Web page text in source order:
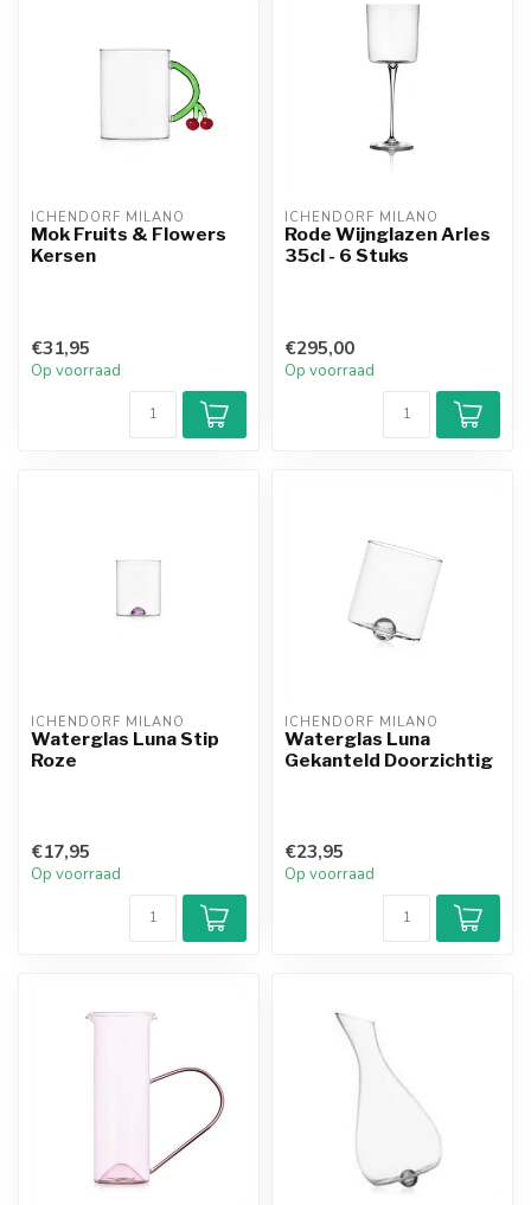
ICHENDORF MILANO
Mok Fruits & Flowers
Kersen
€31,95
Op voorraad
ICHENDORF MILANO
Rode Wijnglazen Arles
35cl - 6 Stuks
€295,00
Op voorraad
ICHENDORF MILANO
Waterglas Luna Stip
Roze
€17,95
Op voorraad
ICHENDORF MILANO
Waterglas Luna
Gekanteld Doorzichtig
€23,95
Op voorraad